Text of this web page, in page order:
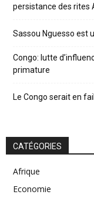
persistance des rites
Sassou Nguesso est
Congo: lutte
primature
Le Congo serait en
CATÉGORIES
Afrique
Economie